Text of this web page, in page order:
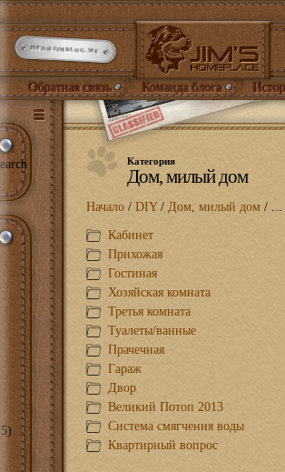
INFO@JIMBLOG.ME
Обратная связь Команда блога
Категория
Дом, милый дом
Начало / DIY/ Дом, милый дом / ...
Кабинет
Прихожая
Гостиная
Хозяйская комната
Третья комната
Туалеты/ванные
Прачечная
Гараж
Двор
Великий Потоп 2013
Система смягчения воды
Квартирный вопрос